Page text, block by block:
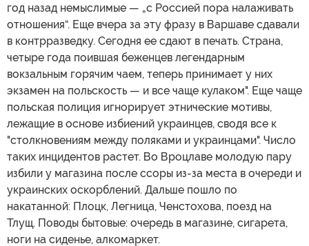
год назад немыслимые — „с Россией пора налаживать
отношения“. Еще вчера за эту фразу в Варшаве сдавали
в контрразведку. Сегодня ее сдают в печать. Страна,
четыре года поившая беженцев легендарным
вокзальным горячим чаем, теперь принимает у них
экзамен на польскость — и все чаще кулаком". Еще чаще
польская полиция игнорирует этнические мотивы,
лежащие в основе избиений украинцев, сводя все к
"столкновениям между поляками и украинцами". Число
таких инцидентов растет. Во Вроцлаве молодую пару
избили у магазина после ссоры из-за места в очереди и
украинских оскорблений. Дальше пошло по
накатанной: Плоцк, Легница, Ченстохова, поезд на
Тлущ. Поводы бытовые: очередь в магазине, сигарета,
ноги на сиденье, алкомаркет.